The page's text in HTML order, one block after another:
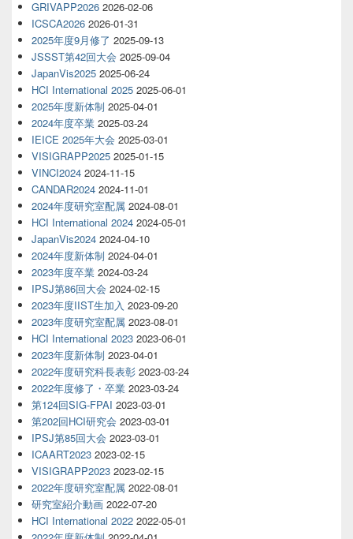
GRIVAPP2026 2026-02-06
ICSCA2026 2026-01-31
2025年度9月修了 2025-09-13
JSSST第42回大会 2025-09-04
JapanVis2025 2025-06-24
HCI International 2025 2025-06-01
2025年度新体制 2025-04-01
2024年度卒業 2025-03-24
IEICE 2025年大会 2025-03-01
VISIGRAPP2025 2025-01-15
VINCI2024 2024-11-15
CANDAR2024 2024-11-01
2024年度研究室配属 2024-08-01
HCI International 2024 2024-05-01
JapanVis2024 2024-04-10
2024年度新体制 2024-04-01
2023年度卒業 2024-03-24
IPSJ第86回大会 2024-02-15
2023年度IIST生加入 2023-09-20
2023年度研究室配属 2023-08-01
HCI International 2023 2023-06-01
2023年度新体制 2023-04-01
2022年度研究科長表彰 2023-03-24
2022年度修了・卒業 2023-03-24
第124回SIG-FPAI 2023-03-01
第202回HCI研究会 2023-03-01
IPSJ第85回大会 2023-03-01
ICAART2023 2023-02-15
VISIGRAPP2023 2023-02-15
2022年度研究室配属 2022-08-01
研究室紹介動画 2022-07-20
HCI International 2022 2022-05-01